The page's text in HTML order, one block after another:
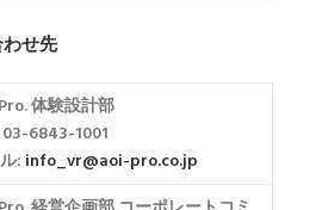
せ先
体験設計部
03-6843-1001
: info_vr@aoi-pro.co.jp